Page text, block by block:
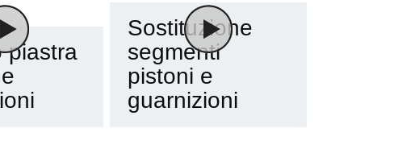
piastra
Sostituzione
segmenti
pistoni e
guarnizioni